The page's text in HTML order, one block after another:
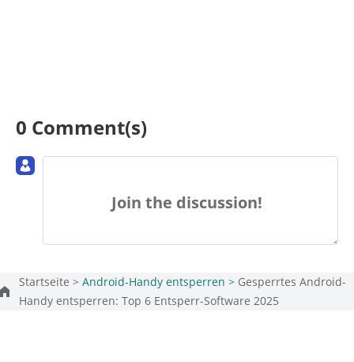
0 Comment(s)
Join the discussion!
Startseite > Android-Handy entsperren > Gesperrtes Android-
Handy entsperren: Top 6 Entsperr-Software 2025